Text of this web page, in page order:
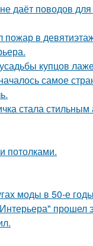
даёт поводов
пожар в
купцов
самое
стала
потолками.
моды в 50-е
прошел